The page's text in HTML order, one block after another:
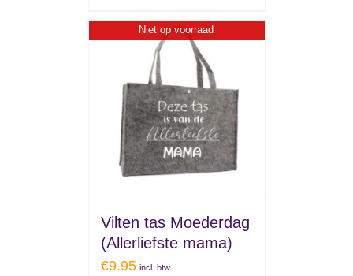
Niet op voorraad
Vilten tas Moederdag
(Allerliefste mama)
€9.95 incl. btw